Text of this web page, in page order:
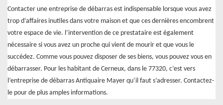
Contacter une entreprise de débarras est indispensable lorsque vous avez
trop d’affaires inutiles dans votre maison et que ces dernières encombrent
votre espace de vie. l’intervention de ce prestataire est également
nécessaire si vous avez un proche qui vient de mourir et que vous le
succédez. Comme vous pouvez disposer de ses biens, vous pouvez vous en
débarrasser. Pour les habitant de Cerneux, dans le 77320, c’est vers
l’entreprise de débarras Antiquaire Mayer qu’il faut s’adresser. Contactez-
le pour de plus amples informations.